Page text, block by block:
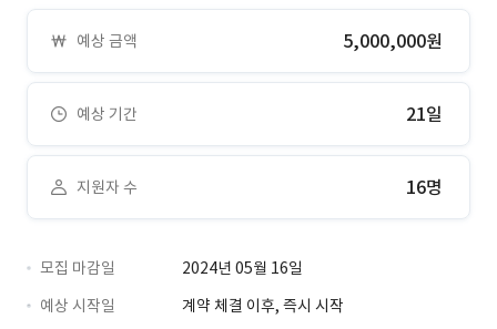
예상 금액 5,000,000원
예상 기간 21일
지원자 수 16명
모집 마감일
2024년 05월 16일
예상 시작일
계약 체결 이후, 즉시 시작